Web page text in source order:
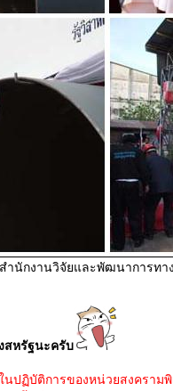
ำนักงานวิจัยและพัฒนาการทา
สหรัฐนะครับ
ฏิบัติการของหน่วยสงครามพิ